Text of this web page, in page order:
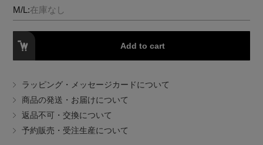
ボストンバッグ
レッグウェア
ポーチ
チャーム・ストラップ
アンクレット
水着・スイムウェア
NEW IN BRAND
BRAND NEWS
HOT STYLE
M/L:在庫なし
Add to cart
ラッピング・メッセージカードについて
商品の発送・お届けについて
返品不可・交換について
予約販売・受注生産について